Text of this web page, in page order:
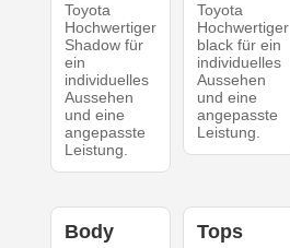
Toyota
Hochwertiger
Shadow für
ein
individuelles
Aussehen
und eine
angepasste
Leistung.
Toyota
Hochwertiger
black für ein
individuelles
Aussehen
und eine
angepasste
Leistung.
Body Tops